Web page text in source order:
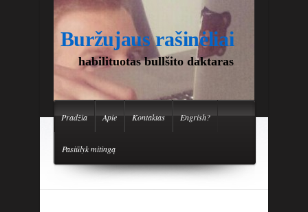
Buržujaus rašinėliai
habilituotas bullšito daktaras
Pradžia Apie Kontaktas Engrish?
Pasiūlyk mitingą